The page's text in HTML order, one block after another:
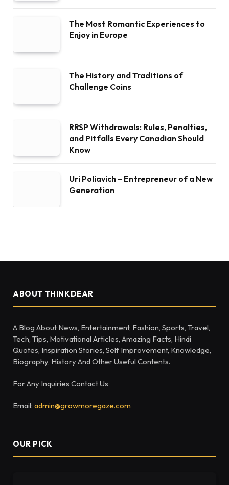
The Most Romantic Experiences to
Enjoy in Europe
The History and Traditions of
Challenge Coins
RRSP Withdrawals: Rules, Penalties,
and Pitfalls Every Canadian Should
Know
Uri Poliavich – Entrepreneur of a New
Generation
ABOUT THINKDEAR
A Blog About News, Entertainment, Fashion, Sports, Travel,
Tech, Tips, Motivational Articles, Amazing Facts, Hindi
Quotes, Inspiration Stories, Self Improvement, Knowledge,
Biography, History And Other Useful Contents.
For Any Inquiries Contact Us
Email: admin@growmoregaze.com
OUR PICK